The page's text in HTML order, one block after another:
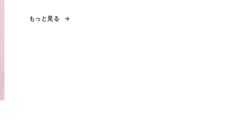
もっと見る